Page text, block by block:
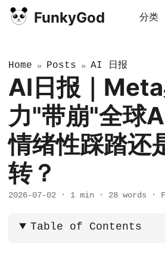
FunkyGod 分类
Home » Posts » AI 日报
AI日报｜
力"带崩"全球
情绪性踩踏还
转？
2026-07-02 · 1 min · 28 words ·
Table of Contents